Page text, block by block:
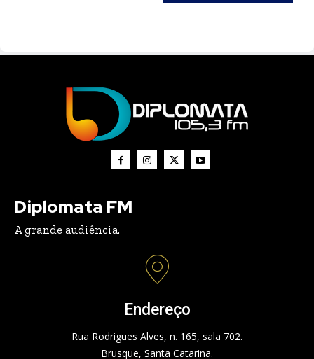
Diplomata FM
A grande audiência.
Endereço
Rua Rodrigues Alves, n. 165, sala 702.
Brusque, Santa Catarina.